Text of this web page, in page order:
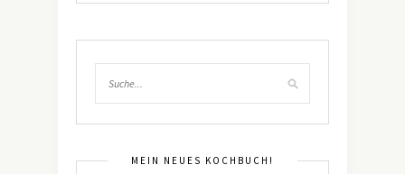
MEIN NEUES KOCHBUCH!